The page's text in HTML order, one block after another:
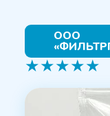
ООО
★★★★★